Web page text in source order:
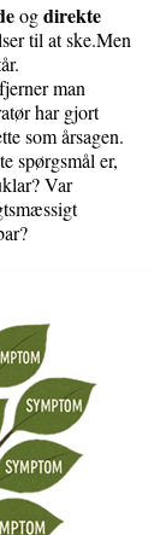
ogdirekte
rtil at ske.Men
.
man
har gjort
som årsagen.
spørgsmål er,
Var